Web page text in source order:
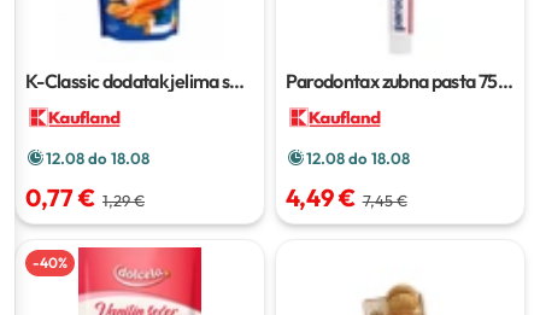
K-Classic dodatak jelima s
12.08 do 18.08
0,77 € 1,29 €
Parodontax zubna pasta75
12.08 do 18.08
4,49 € 7,45 €
-40%